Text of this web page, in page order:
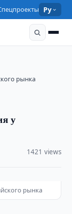
Ру
рынка
у
1421 views
рынка